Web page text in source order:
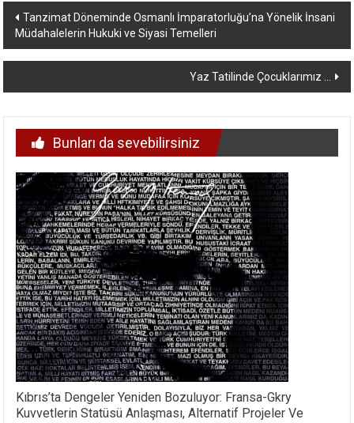
Yazı
dolaşımı
Tanzimat Döneminde Osmanlı İmparatorluğu’na Yönelik İnsani
Müdahalelerin Hukuki ve Siyasi Temelleri
Yaz Tatilinde Çocuklarımız …
Bunları da sevebilirsiniz
Kıbrıs’ta Dengeler Yeniden Bozuluyor: Fransa-Gkry
Kuvvetlerin Statüsü Anlaşması, Alternatif Projeler Ve